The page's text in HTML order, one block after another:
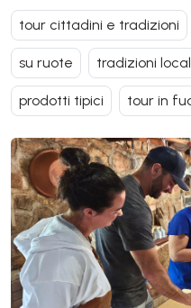
tour cittadini e tradizioni
su ruote tradizioni
prodotti tipici tour in